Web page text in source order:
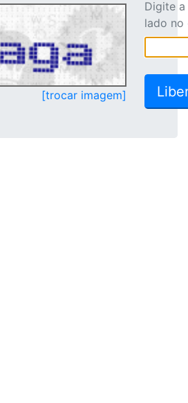
[trocar imagem]
Digite
lado no